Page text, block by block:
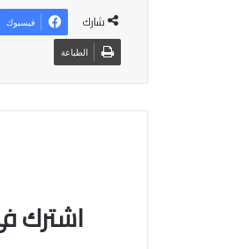
شارك فيسبوك
الطباعة
اشترك